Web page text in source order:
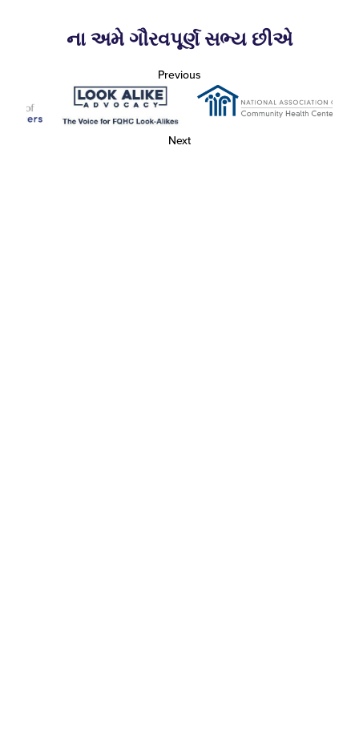
ના અમે ગૌરવપૂર્ણ સભ્ય છીએ
Previous
Next